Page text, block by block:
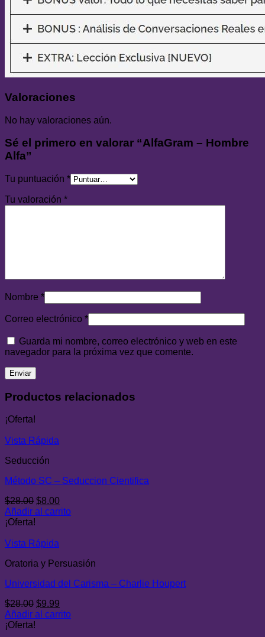
Valoraciones
No hay valoraciones aún.
Sé el primero en valorar “AlfaGram – Hombre
Alfa”
Tu puntuación *
Tu valoración *
Nombre *
Correo electrónico *
Guarda mi nombre, correo electrónico y web en este
navegador para la próxima vez que comente.
Productos relacionados
¡Oferta!
Vista Rápida
Seducción
Método SC – Seduccion Cientifica
$28.00 El
precio
$28.00.
$8.00El
precio
Añadir al carrito
¡Oferta!
Vista Rápida
Oratoria y Persuasión
Universidad del Carisma – Charlie Houpert
$28.00 El
precio
$9.99
precio
Añadir al carrito
¡Oferta!